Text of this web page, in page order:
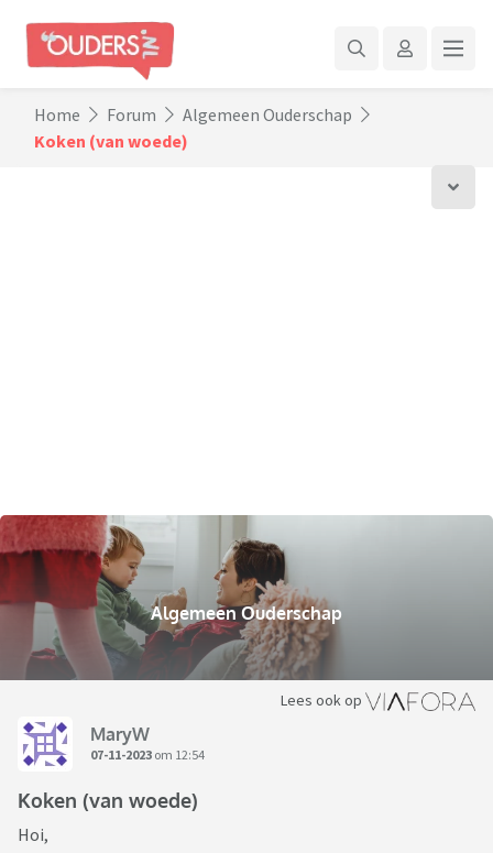
Home Forum
Algemeen Ouderschap
Koken (van woede)
Algemeen Ouderschap
Lees ook op
MaryW
07-11-2023 om 12:54
Koken (van woede)
Hoi,